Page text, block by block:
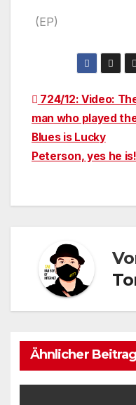
(EP)
724/12: Video:
man who played
Blues is Lucky
Peterson, yes he is!
Ähnlicher Beitrag